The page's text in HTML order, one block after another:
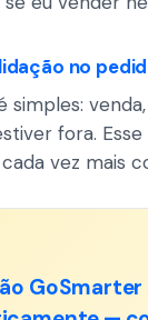
no
simples:
fora.
vez mais